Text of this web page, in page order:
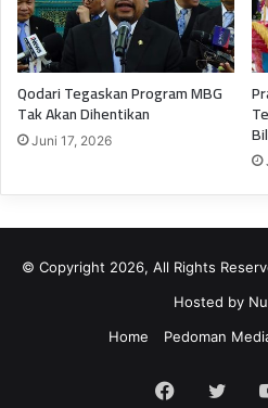
Qodari Tegaskan Program MBG
Tak Akan Dihentikan
Juni 17, 2026
© Copyright 2026, All Rights
Hosted by
Home
Pedoman
Facebook